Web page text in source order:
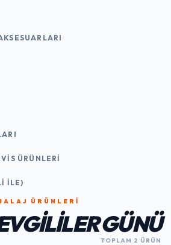
ÜRÜNLERI
İLE)
ÜRÜNLERI
GÜNÜ
TOPLAM 2 ÜRÜN